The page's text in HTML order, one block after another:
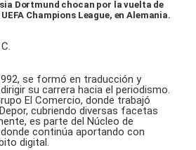
Dortmund chocan por la vuelta de
Champions League, en Alemania.
se formó en traducción y
su carrera hacia el periodismo.
El Comercio, donde trabajó
cubriendo diversas facetas
es parte del Núcleo de
donde continúa aportando con
digital.